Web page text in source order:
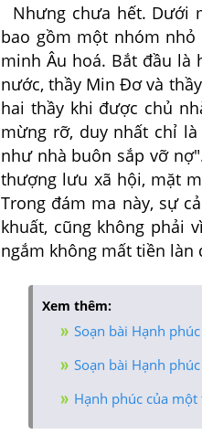
Nhưng chưa hết. Dưới
bao gồm một nhóm nhỏ
minh Âu hoá. Bắt đầu là
nước, thầy Min Đơ và
hai thầy khi được chủ
mừng rỡ, duy nhất chỉ
như nhà buôn sắp vỡ
thượng lưu xã hội, mặt
Trong đám ma này, sự
khuất, cũng không phải
ngắm không mất tiền làn
Xem thêm:
Soạn bài Hạnh
Soạn bài Hạnh
Hạnh phúc của một